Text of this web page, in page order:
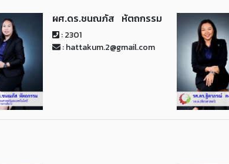
ผศ.ดร.ชนณภัส หัตถกรรม
: 2301
: hattakum.2@gmail.com